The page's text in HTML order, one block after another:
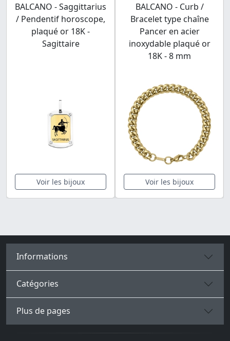
BALCANO - Saggittarius
/ Pendentif horoscope,
plaqué or 18K -
Sagittaire
Voir les bijoux
BALCANO - Curb /
Bracelet type chaîne
Pancer en acier
inoxydable plaqué or
18K - 8 mm
Voir les bijoux
Informations
Catégories
Plus de pages